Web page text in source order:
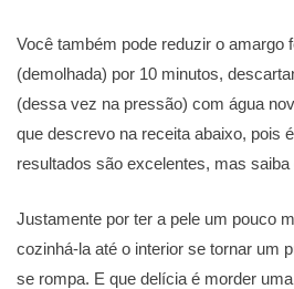
Você também pode reduzir o amargo
(demolhada) por 10 minutos,
(dessa vez na pressão) com água
que descrevo na receita abaixo, pois
resultados são excelentes, mas saiba
Justamente por ter a pele um pouco
cozinhá-la até o interior se tornar um
se rompa. E que delícia é morder